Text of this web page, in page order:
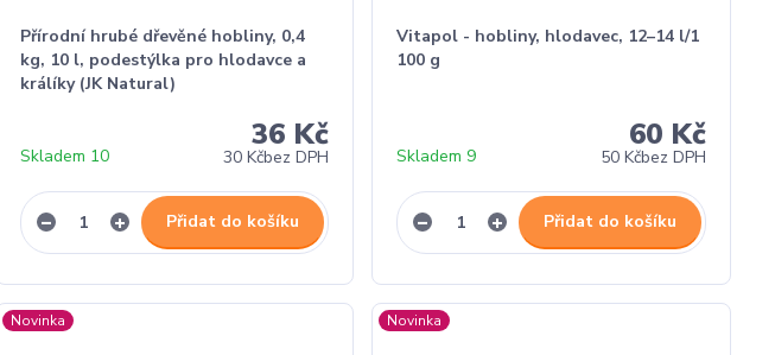
Přírodní hrubé dřevěné hobliny, 0,4
kg, 10 l, podestýlka pro hlodavce a
králíky (JK Natural)
36 Kč
30 Kčbez DPH
Skladem 10
Přidat do košíku
Vitapol - hobliny, hlodavec, 12–14 l/1
100 g
60 Kč
50 Kčbez DPH
Skladem 9
Přidat do košíku
Novinka Novinka